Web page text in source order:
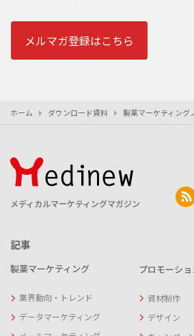
メルマガ登録はこちら
ホーム ダウンロード資料 製薬マーケティング
メディカルマーケティングマガジン
記事
製薬マーケティング
業界動向・トレンド
データマーケティング
プロモーショ
資材制作
デザイン